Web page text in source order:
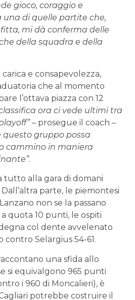
gioco, coraggio e
una di quelle partite che,
mi dà conferma delle
della squadra e della
e consapevolezza,
che al momento
l’ottava piazza con 12
ora ci vede ultimi tra
– prosegue il coach –
questo gruppo possa
cammino in maniera
.
tutto alla gara di domani
parte, le piemontesi
non se la passano
quota 10 punti, le ospiti
col dente avvelenato
Selargius 54-61.
una sfida allo
si equivalgono 965 punti
i 960 di Moncalieri), è
potrebbe costruire il